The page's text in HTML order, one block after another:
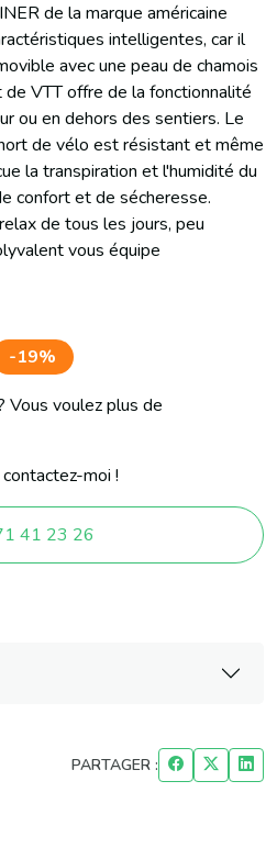
de la marque américaine
intelligentes, car il
avec une peau de chamois
VTT offre de la fonctionnalité
ou en dehors des sentiers. Le
de vélo est résistant et même
la transpiration et l'humidité du
confort et de sécheresse.
de tous les jours, peu
vous équipe
-19%
Vous voulez plus de
moi !
41 23 26
PARTAGER :